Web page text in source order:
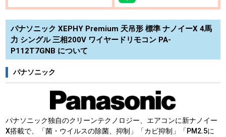
パナソニック XEPHY Premium 天吊形 標準 ナノイーX 4馬
力 シングル 三相200V ワイヤードリモコン PA-
P112T7GNB について
パナソニック
パナソニック独自のクリーンテクノロジー、エアコンに新ナノイー
X搭載で、「菌・ウイルスの除菌、抑制」「カビ抑制」「PM2.5に